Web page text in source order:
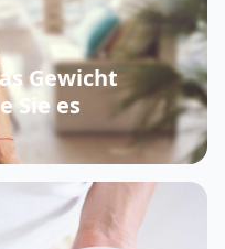
Gewicht
Sie es